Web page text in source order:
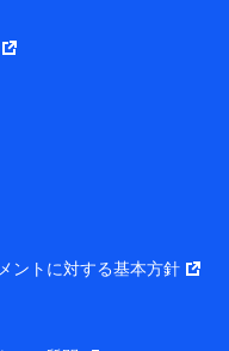
ンシャルグループ
を共同利用しま
項目】
ィナンシャルグルー
利用に関する情報。例
歴などが含まれます。
ントに対する基本方針